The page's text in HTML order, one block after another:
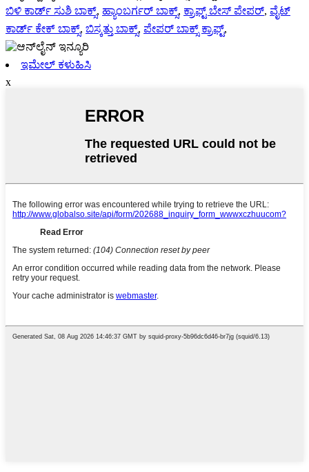
ಬಿಳಿ ಕಾರ್ಡ್ ಸುಶಿ ಬಾಕ್ಸ್, ಹ್ಯಾಂಬರ್ಗರ್ ಬಾಕ್ಸ್, ಕ್ರಾಫ್ಟ್ ಬೇಸ್ ಪೇಪರ್, ವೈಟ್
ಕಾರ್ಡ್ ಕೇಕ್ ಬಾಕ್ಸ್, ಬಿಸ್ಕತ್ತು ಬಾಕ್ಸ್, ಪೇಪರ್ ಬಾಕ್ಸ್ ಕ್ರಾಫ್ಟ್,
ಇಮೇಲ್ ಕಳುಹಿಸಿ
x